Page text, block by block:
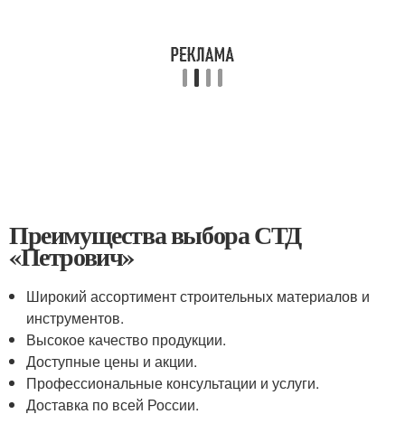
Преимущества выбора СТД
«Петрович»
Широкий ассортимент строительных материалов и
инструментов.
Высокое качество продукции.
Доступные цены и акции.
Профессиональные консультации и услуги.
Доставка по всей России.